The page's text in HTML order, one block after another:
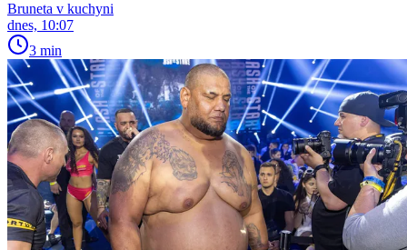
Bruneta v kuchyni
dnes, 10:07
3 min